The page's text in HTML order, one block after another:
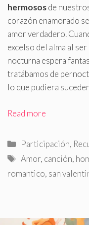
hermososde
corazón enamorado
amor verdadero.
excelso del alma al
nocturna espera
tratábamos de
lo que pudiera
Read more
Categorías
Participación,
Etiquetas
Amor, canción,
romantico, san